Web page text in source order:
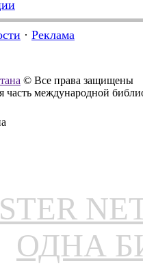
· Реклама
© Все права защищены
часть международной
ОДНА